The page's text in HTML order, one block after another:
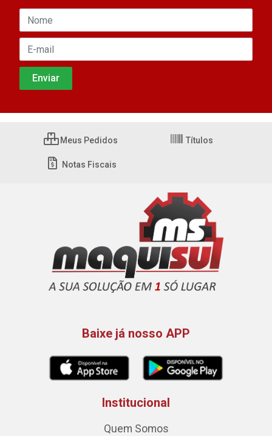
Meus Pedidos Títulos
Notas Fiscais
Baixe já nosso APP
Institucional
Quem Somos